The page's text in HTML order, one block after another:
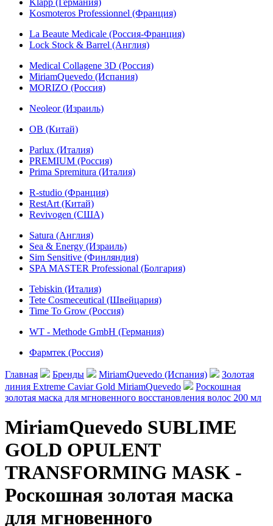
Klapp (Германия)
Kosmoteros Professionnel (Франция)
La Beaute Medicale (Россия-Франция)
Lock Stock & Barrel (Англия)
Medical Collagene 3D (Россия)
MiriamQuevedo (Испания)
MORIZO (Россия)
Neoleor (Израиль)
OB (Китай)
Parlux (Италия)
PREMIUM (Россия)
Prima Spremitura (Италия)
R-studio (Франция)
RestArt (Китай)
Revivogen (США)
Satura (Англия)
Sea & Energy (Израиль)
Sim Sensitive (Финляндия)
SPA MASTER Professional (Болгария)
Tebiskin (Италия)
Tete Cosmeceutical (Швейцария)
Time To Grow (Россия)
WT - Methode GmbH (Германия)
Фармтек (Россия)
Главная Бренды MiriamQuevedo (Испания)
Золотая
линия Extreme Caviar Gold MiriamQuevedo
Роскошная
золотая маска для мгновенного восстановления волос 200 мл
MiriamQuevedo SUBLIME
GOLD OPULENT
TRANSFORMING MASK -
Роскошная золотая маска
для мгновенного